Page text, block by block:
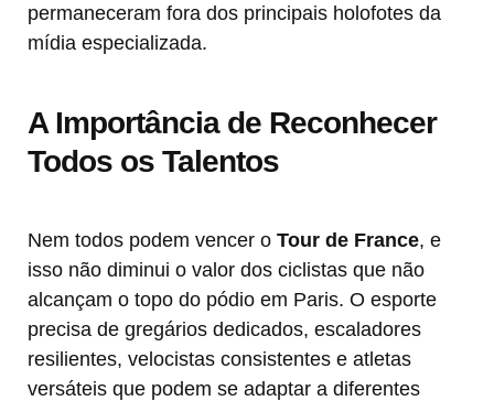
permaneceram fora dos principais holofotes da
mídia especializada.
A Importância de Reconhecer
Todos os Talentos
Nem todos podem vencer o Tour de France, e
isso não diminui o valor dos ciclistas que não
alcançam o topo do pódio em Paris. O esporte
precisa de gregários dedicados, escaladores
resilientes, velocistas consistentes e atletas
versáteis que podem se adaptar a diferentes